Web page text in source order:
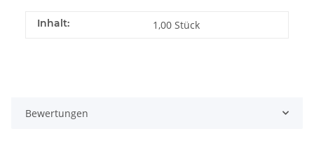
Inhalt: 1,00 Stück
Bewertungen